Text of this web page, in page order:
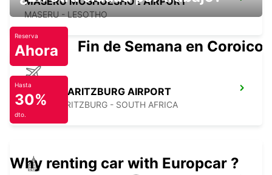
MASERU - LESOTHO
PIETERMARITZBURG AIRPORT
PIETERMARITZBURG - SOUTH AFRICA
Reserva
Ahora Fin de Semana en Coroico.
Hasta
30%
dto.
Why renting car with Europcar ?